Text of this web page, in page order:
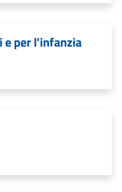
e per l'infanzia